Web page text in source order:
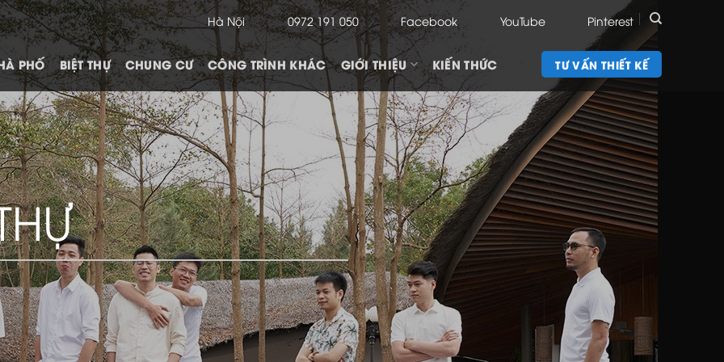
Hà Nội 0972 191 050 Facebook YouTube Pinterest
PHỐ BIỆT THỰ CHUNG CƯ CÔNG TRÌNH KHÁC GIỚI THIỆU KIẾN THỨC TƯ VẤN THIẾT KẾ